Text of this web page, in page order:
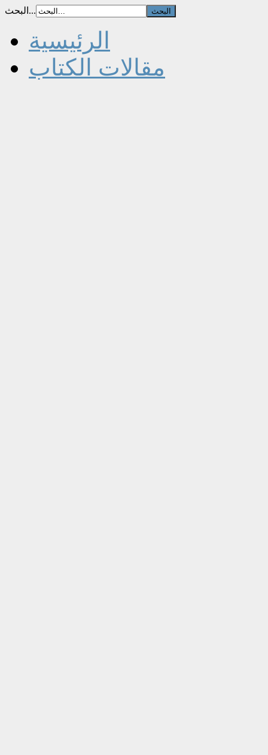
البحث...
الرئيسية
مقالات الكتاب